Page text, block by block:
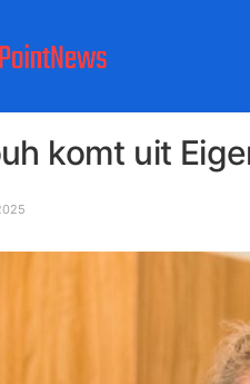
komt uit